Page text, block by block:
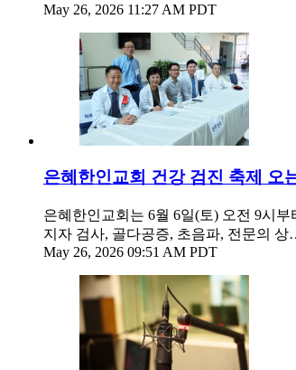
May 26, 2026 11:27 AM PDT
은혜한인교회 건강 검진 축제 오
은혜한인교회는 6월 6일(토) 오전 9시
지자 검사, 골다공증, 초음파, 전문의
May 26, 2026 09:51 AM PDT